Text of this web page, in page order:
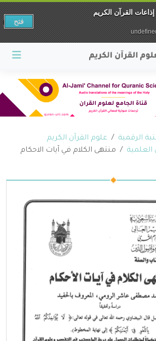
الرقمية
علوم القرآن الكريم
العلمية
منتهى الكلام في آيات الاحكام
القرآن الكريم
فتح